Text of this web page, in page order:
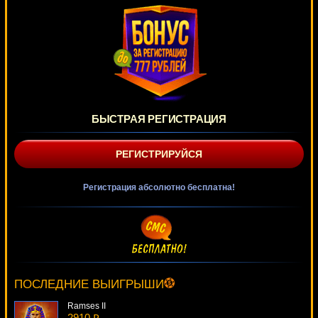
БЫСТРАЯ РЕГИСТРАЦИЯ
РЕГИСТРИРУЙСЯ
Регистрация абсолютно бесплатна!
ПОСЛЕДНИЕ ВЫИГРЫШИ
Root77***
Ramses II